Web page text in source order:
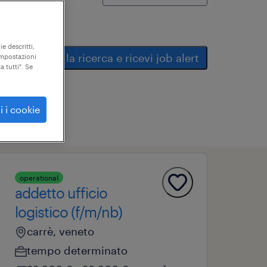
salva la ricerca e ricevi job alert
operational
addetto ufficio
logistico (f/m/nb)
carrè, veneto
tempo determinato
descritti,
tutti". Se
i cookie